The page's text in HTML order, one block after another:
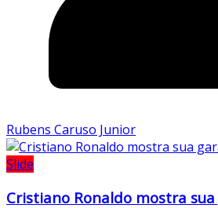
Rubens Caruso Junior
Slide
Cristiano Ronaldo mostra